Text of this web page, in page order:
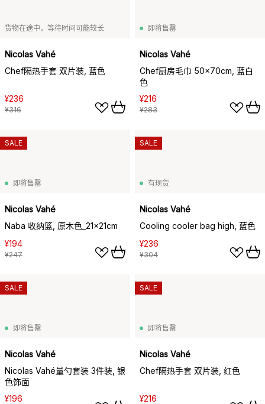
货物在途中，等待时间可能较长
Nicolas Vahé
Chef隔热手套 双片装, 蓝色
¥236
¥316
即将售罄
Nicolas Vahé
Chef厨房毛巾 50x70cm, 蓝白
色
¥216
¥283
即将售罄
Nicolas Vahé
Naba 收纳篮, 原木色_21x21cm
¥194
¥247
SALE
有现货
Nicolas Vahé
Cooling cooler bag high, 蓝色
¥236
¥304
SALE
即将售罄
Nicolas Vahé
Nicolas Vahé量勺套装 3件装, 银
色饰面
¥196
SALE
即将售罄
Nicolas Vahé
Chef隔热手套 双片装, 红色
¥216
SALE